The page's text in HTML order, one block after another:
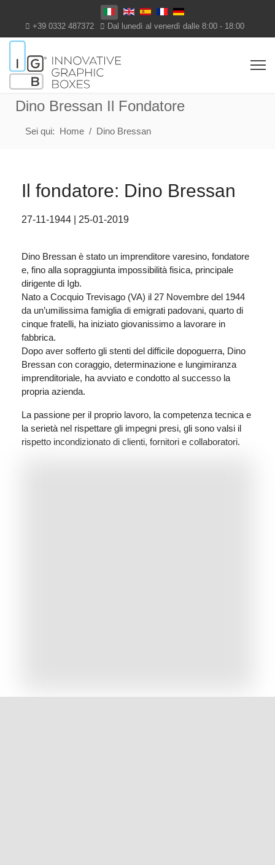
Seleziona la tua lingua
+39 0332 487372 Dal lunedì al venerdì dalle 8:00 - 18:00
Dino Bressan Il Fondatore
Sei qui: Home Dino Bressan
Il fondatore: Dino Bressan
27-11-1944 | 25-01-2019
Dino Bressan è stato un imprenditore varesino, fondatore
e, fino alla sopraggiunta impossibilità fisica, principale
dirigente di Igb.
Nato a Cocquio Trevisago (VA) il 27 Novembre del 1944
da un’umilissima famiglia di emigrati padovani, quarto di
cinque fratelli, ha iniziato giovanissimo a lavorare in
fabbrica.
Dopo aver sofferto gli stenti del difficile dopoguerra, Dino
Bressan con coraggio, determinazione e lungimiranza
imprenditoriale, ha avviato e condotto al successo la
propria azienda.
La passione per il proprio lavoro, la competenza tecnica e
la serietà nel rispettare gli impegni presi, gli sono valsi il
rispetto incondizionato di clienti, fornitori e collaboratori.